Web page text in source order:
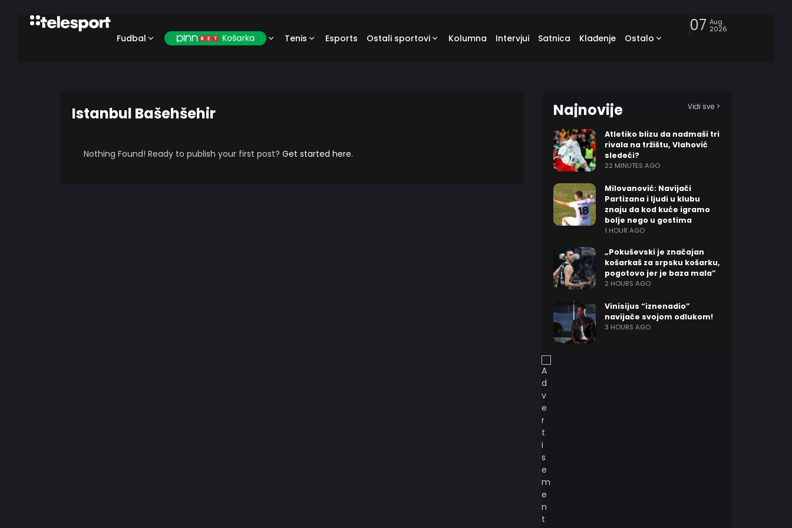
Fudbal Tenis Esports Ostali sportovi Kolumna Intervjui Satnica Klađenje Ostalo
07 Aug
2026
Istanbul Bašehšehir
Nothing Found! Ready to publish your first post? Get started here.
Najnovije Vidi sve >
Atletiko blizu da nadmaši tri
rivala na tržištu, Vlahović
sledeći?
22 MINUTES AGO
Milovanović: Navijači
Partizana i ljudi u klubu
znaju da kod kuće igramo
bolje nego u gostima
1 HOUR AGO
„Pokuševski je značajan
košarkaš za srpsku košarku,
pogotovo jer je baza mala”
2 HOURS AGO
Vinisijus “iznenadio”
navijače svojom odlukom!
3 HOURS AGO